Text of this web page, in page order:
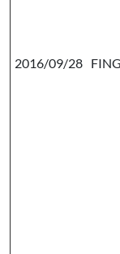
2016/09/28 FING